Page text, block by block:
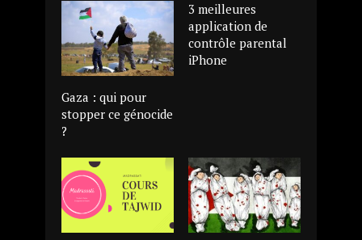
Gaza : qui pour
stopper ce génocide
?
3 meilleures
application de
contrôle parental
iPhone